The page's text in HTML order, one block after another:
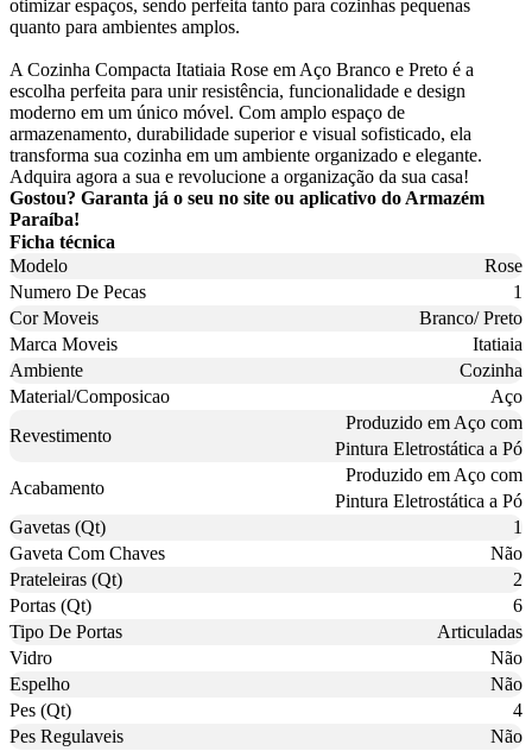
otimizar espaços, sendo perfeita tanto para cozinhas pequenas
quanto para ambientes amplos.
A Cozinha Compacta Itatiaia Rose em Aço Branco e Preto é a
escolha perfeita para unir resistência, funcionalidade e design
moderno em um único móvel. Com amplo espaço de
armazenamento, durabilidade superior e visual sofisticado, ela
transforma sua cozinha em um ambiente organizado e elegante.
Adquira agora a sua e revolucione a organização da sua casa!
Gostou? Garanta já o seu no site ou aplicativo do Armazém
Paraíba!
Ficha técnica
Modelo
Rose
Numero De Pecas
1
Cor Moveis
Branco/ Preto
Marca Moveis
Itatiaia
Ambiente
Cozinha
Material/Composicao
Aço
Revestimento
Produzido em Aço com
Pintura Eletrostática a Pó
Acabamento
Produzido em Aço com
Pintura Eletrostática a Pó
Gavetas (Qt)
1
Gaveta Com Chaves
Não
Prateleiras (Qt)
2
Portas (Qt)
6
Tipo De Portas
Articuladas
Vidro
Não
Espelho
Não
Pes (Qt)
4
Pes Regulaveis
Não